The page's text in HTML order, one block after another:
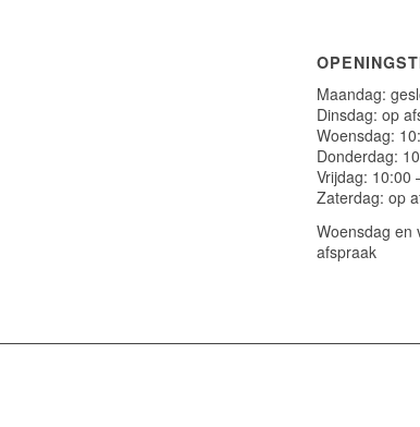
Maandag:
Dinsdag: op
Woensdag:
Donderdag:
Vrijdag: 10:00
Zaterdag: op
Woensdag en
afspraak